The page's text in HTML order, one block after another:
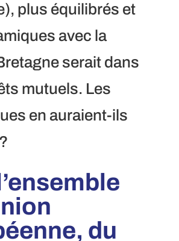
plus équilibrés et
avec la
serait dans
mutuels. Les
en auraient-ils
du